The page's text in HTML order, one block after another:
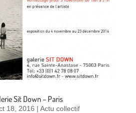
Sit Down – Paris
18, 2016 | Actu collectif